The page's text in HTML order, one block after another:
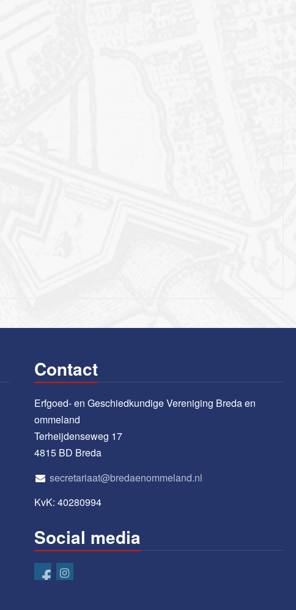
Contact
Erfgoed- en Geschiedkundige Vereniging Breda en
ommeland
Terheijdenseweg 17
4815 BD Breda
secretariaat@bredaenommeland.nl
KvK: 40280994
Social media